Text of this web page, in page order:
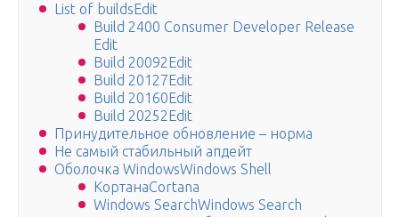
List of buildsEdit
Build 2400 Consumer Developer Release
Edit
Build 20092Edit
Build 20127Edit
Build 20160Edit
Build 20252Edit
Принудительное обновление – норма
Не самый стабильный апдейт
Оболочка WindowsWindows Shell
КортанаCortana
Windows SearchWindows Search